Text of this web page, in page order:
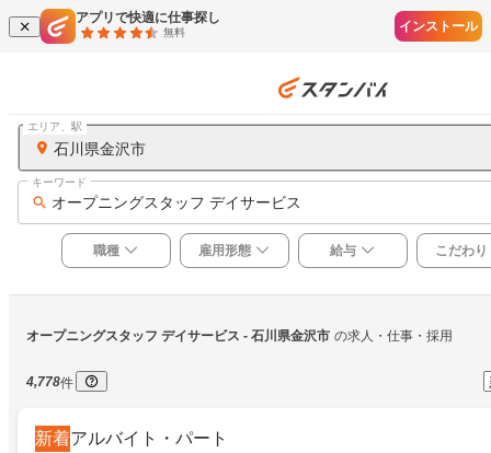
アプリで快適に仕事探し
無料 インストール
石川県金沢市
エリア、駅
オープニングスタッフ デイサービス
キーワード
職種 雇用形態 給与 こだわり
オープニングスタッフ デイサービス - 石川県金沢市 の求人・仕事・採用
4,778件
新着アルバイト・パート